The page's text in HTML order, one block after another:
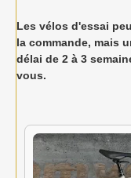
Les vélos d'essai
la commande, mais
délai de 2 à 3
vous.